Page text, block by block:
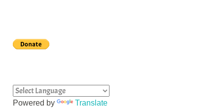
Powered by Translate